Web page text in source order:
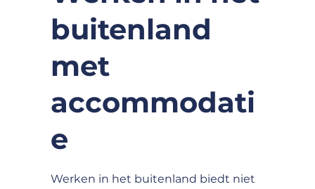
buitenland
met
accommodati
e
Werken in het buitenland biedt niet